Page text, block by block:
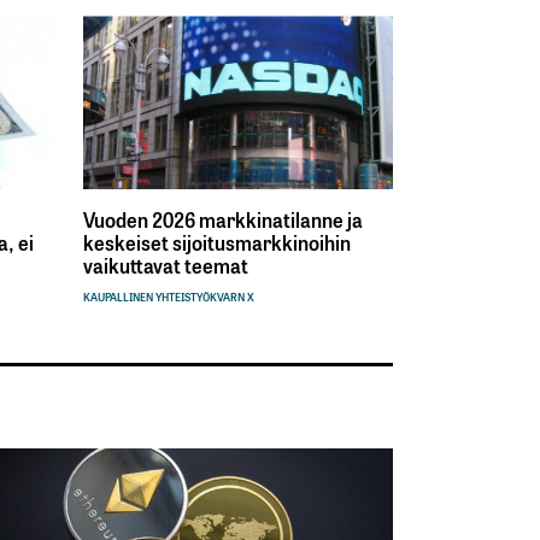
ei
Vuoden 2026 markkinatilanne ja
keskeiset sijoitusmarkkinoihin
vaikuttavat teemat
KAUPALLINEN YHTEISTYÖKVARN X